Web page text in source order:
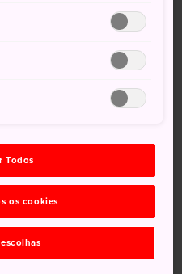
Ilha Iriomote
Todos
os cookies